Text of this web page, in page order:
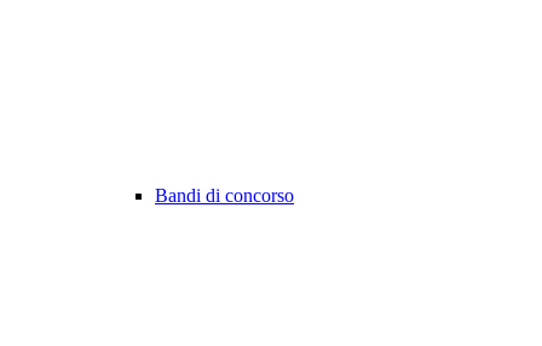
Bandi di concorso